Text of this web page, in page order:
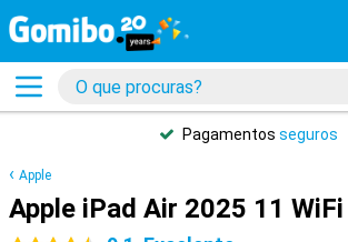
Pagamentos seguros
Apple
Apple iPad Air 2025 11 WiFi